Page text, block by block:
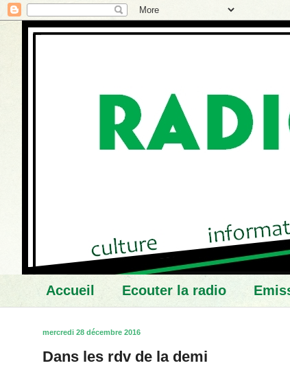
Accueil Ecouter la radio
mercredi 28 décembre 2016
Dans les rdv de la demi